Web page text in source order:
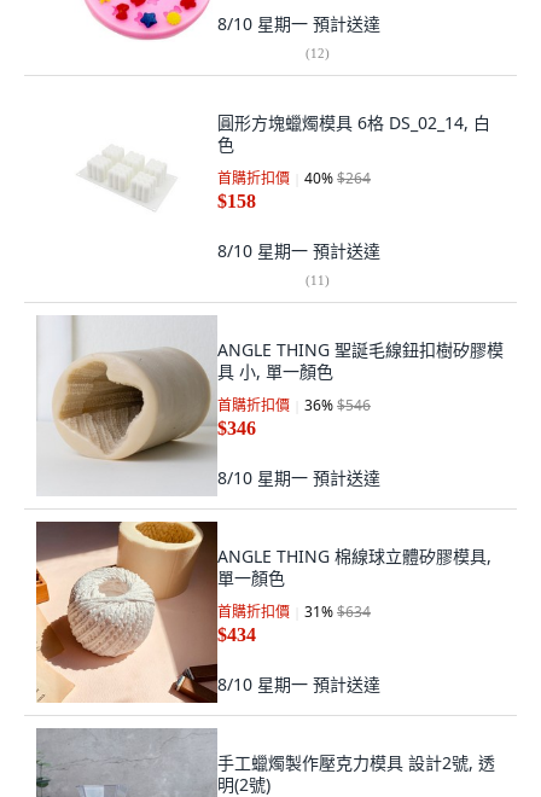
8/10 星期一 預計送達
(12)
圓形方塊蠟燭模具 6格 DS_02_14, 白
色
首購折扣價 40%$264
$158
8/10 星期一 預計送達
(11)
ANGLE THING 聖誕毛線鈕扣樹矽膠模
具 小, 單一顏色
首購折扣價 36%$546
$346
8/10 星期一 預計送達
ANGLE THING 棉線球立體矽膠模具,
單一顏色
首購折扣價 31%$634
$434
8/10 星期一 預計送達
手工蠟燭製作壓克力模具 設計2號, 透
明(2號)